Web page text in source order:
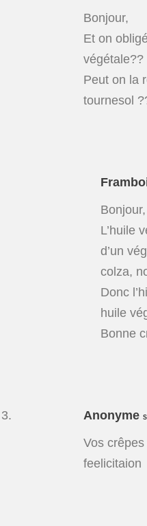
Bonjour,
Et on
végétale??
Peut on la
tournesol
Bonjour,
L’huile
d’un
colza,
Donc
huile
Bonne
Anonyme
Vos
feelicitaion